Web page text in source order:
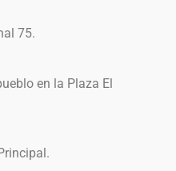
75.
en la Plaza El